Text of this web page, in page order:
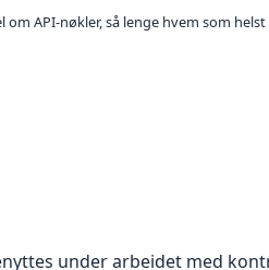
API-nøkler, så lenge hvem som
under arbeidet med